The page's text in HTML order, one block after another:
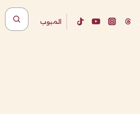
المبوب